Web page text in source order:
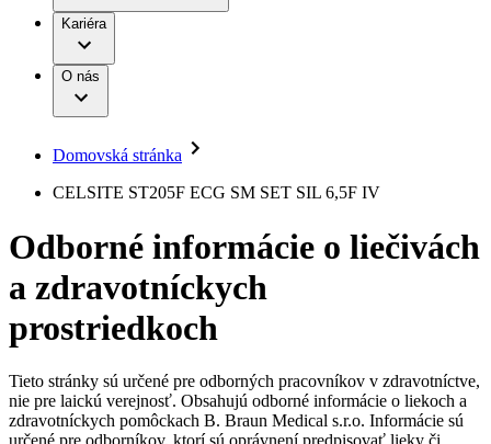
Terapie
Kontinencia a urológia
Liečba bolesti
Miniinvazívna chirurgia
Nutričná terapia
Onkológia
Ortopédia
Prevencia a kontrola infekcií
Spinálna chirurgia
Starostlivosť o rany
Uzatváranie rán
Riešenia
B. Braun Avitum
Ochorenia
Služby pre pacientov
Práca a kariéra
Naša kultúra
Vaša príležitosť
Nájdite si prácu u nás​
Objavte svoje kariérne príležitosti ​v B. Braun. Vyhľadajte náš
Zodpovednosť
Médiá
Tlačové správy
Kontakt
Kontaktný formulár
Spoločnosť
Médiá
Kariéra
O nás
Domovská stránka
CELSITE ST205F ECG SM SET SIL 6,5F IV
Odborné informácie o liečivách
a zdravotníckych
prostriedkoch
Tieto stránky sú určené pre odborných pracovníkov v zdravotníctve,
nie pre laickú verejnosť. Obsahujú odborné informácie o liekoch a
zdravotníckych pomôckach B. Braun Medical s.r.o. Informácie sú
určené pre odborníkov, ktorí sú oprávnení predpisovať lieky či